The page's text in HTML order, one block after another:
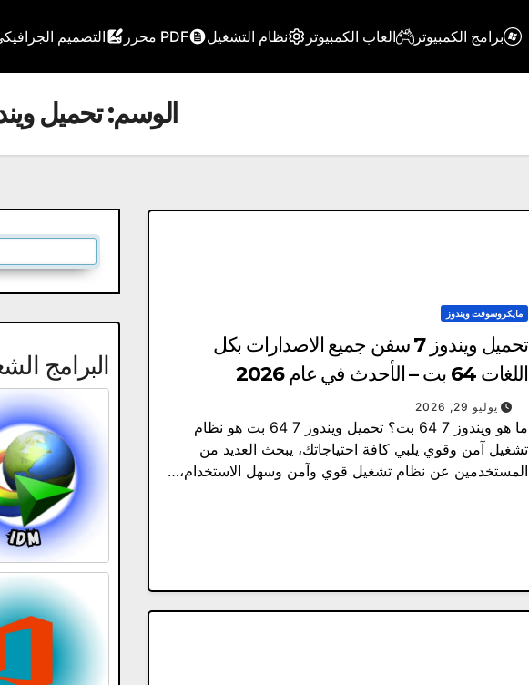
برامج الكمبيوتر العاب الكمبيوتر نظام التشغيل PDF محرر التصميم
الوسم:تحميل ويندوز 7 64 بت من
مايكروسوفت ويندوز
تحميل ويندوز 7 سفن جميع الاصدارات بكل
اللغات 64 بت – الأحدث في عام 2026
يوليو 29, 2026
ما هو ويندوز 7 64 بت؟ تحميل ويندوز 7 64 بت هو نظام
تشغيل آمن وقوي يلبي كافة احتياجاتك، يبحث العديد من
المستخدمين عن نظام تشغيل قوي وآمن وسهل الاستخدام،…
البرامج